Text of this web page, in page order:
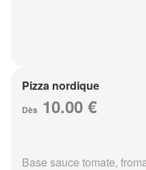
Pizza nordique
Dès 10.00 €
Base sauce tomate,